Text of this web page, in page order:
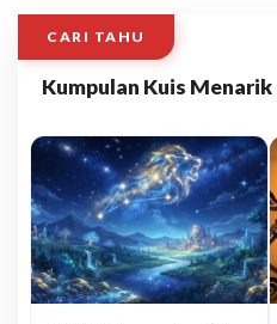
CARI TAHU
Kumpulan Kuis Menarik